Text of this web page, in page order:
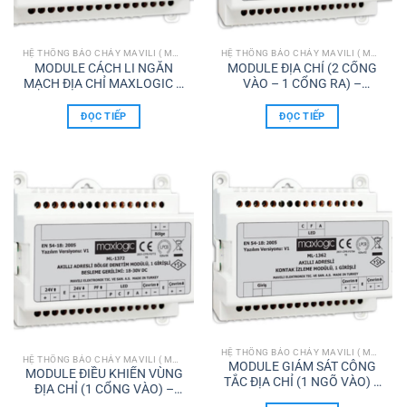
HỆ THỐNG BÁO CHÁY MAVILI ( MAXLOGIC & MAVIGARD)
MODULE CÁCH LI NGẮN
MẠCH ĐỊA CHỈ MAXLOGIC &
ĐỌC TIẾP
HỆ THỐNG BÁO CHÁY MAVILI ( MAXLOGIC & MAVIGARD)
MODULE ĐỊA CHỈ (2 CỔNG
VÀO – 1 CỔNG RA) –
ĐỌC TIẾP
MODULE ĐIỀU KHIỂN VÙNG
ĐỊA CHỈ (1 CỔNG VÀO) –
MODULE GIÁM SÁT CÔNG
TẮC ĐỊA CHỈ (1 NGÕ VÀO) –